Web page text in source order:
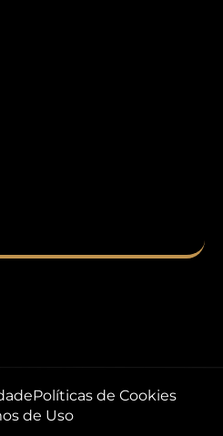
Políticas de Cookies
de Uso